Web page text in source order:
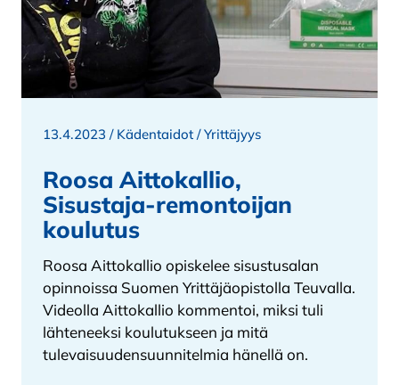
13.4.2023 / Kädentaidot /Yrittäjyys
Roosa Aittokallio,
Sisustaja-remontoijan
koulutus
Roosa Aittokallio opiskelee sisustusalan
opinnoissa Suomen Yrittäjäopistolla Teuvalla.
Videolla Aittokallio kommentoi, miksi tuli
lähteneeksi koulutukseen ja mitä
tulevaisuudensuunnitelmia hänellä on.